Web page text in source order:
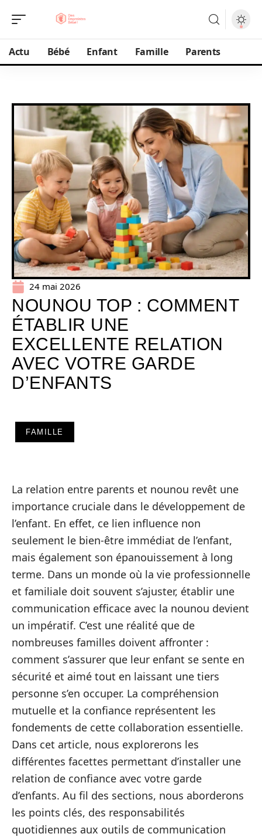
Actu Bébé Enfant Famille Parents
24 mai 2026
NOUNOU TOP : COMMENT
ÉTABLIR UNE
EXCELLENTE RELATION
AVEC VOTRE GARDE
D’ENFANTS
FAMILLE
La relation entre parents et nounou revêt une
importance cruciale dans le développement de
l’enfant. En effet, ce lien influence non
seulement le bien-être immédiat de l’enfant,
mais également son épanouissement à long
terme. Dans un monde où la vie professionnelle
et familiale doit souvent s’ajuster, établir une
communication efficace avec la nounou devient
un impératif. C’est une réalité que de
nombreuses familles doivent affronter :
comment s’assurer que leur enfant se sente en
sécurité et aimé tout en laissant une tiers
personne s’en occuper. La compréhension
mutuelle et la confiance représentent les
fondements de cette collaboration essentielle.
Dans cet article, nous explorerons les
différentes facettes permettant d’installer une
relation de confiance avec votre garde
d’enfants. Au fil des sections, nous aborderons
les points clés, des responsabilités
quotidiennes aux outils de communication